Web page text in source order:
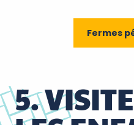
Fermes
5.